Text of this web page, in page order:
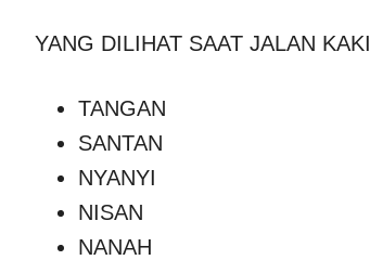
YANG DILIHAT SAAT JALAN KAKI
TANGAN
SANTAN
NYANYI
NISAN
NANAH